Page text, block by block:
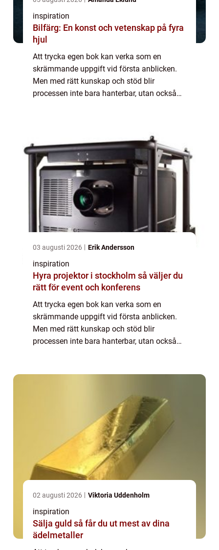
inspiration
Bilfärg: En konst och vetenskap på fyra
hjul
Att trycka egen bok kan verka som en
skrämmande uppgift vid första anblicken.
Men med rätt kunskap och stöd blir
processen inte bara hanterbar, utan också
03 augusti 2026 Erik Andersson
inspiration
Hyra projektor i stockholm så väljer du
rätt för event och konferens
Att trycka egen bok kan verka som en
skrämmande uppgift vid första anblicken.
Men med rätt kunskap och stöd blir
processen inte bara hanterbar, utan också
02 augusti 2026 Viktoria Uddenholm
inspiration
Sälja guld så får du ut mest av dina
ädelmetaller